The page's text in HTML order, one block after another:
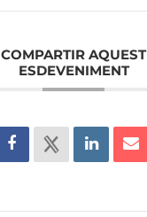
COMPARTIR AQUEST
ESDEVENIMENT